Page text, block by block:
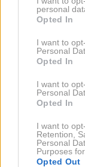
grant or deny
use your data
consent section.
personal
Opted In
I want to
Personal
Opted In
I want to
Personal
Opted In
I want to
Retention,
Personal
Purposes
Opted Out
Lyst Index:
ostaja
modna
svetu, Miu
vrača na